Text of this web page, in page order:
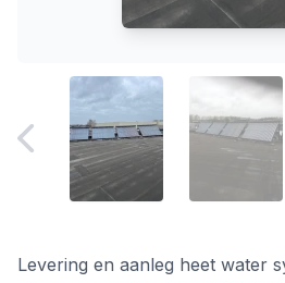
Levering en aanleg heet water